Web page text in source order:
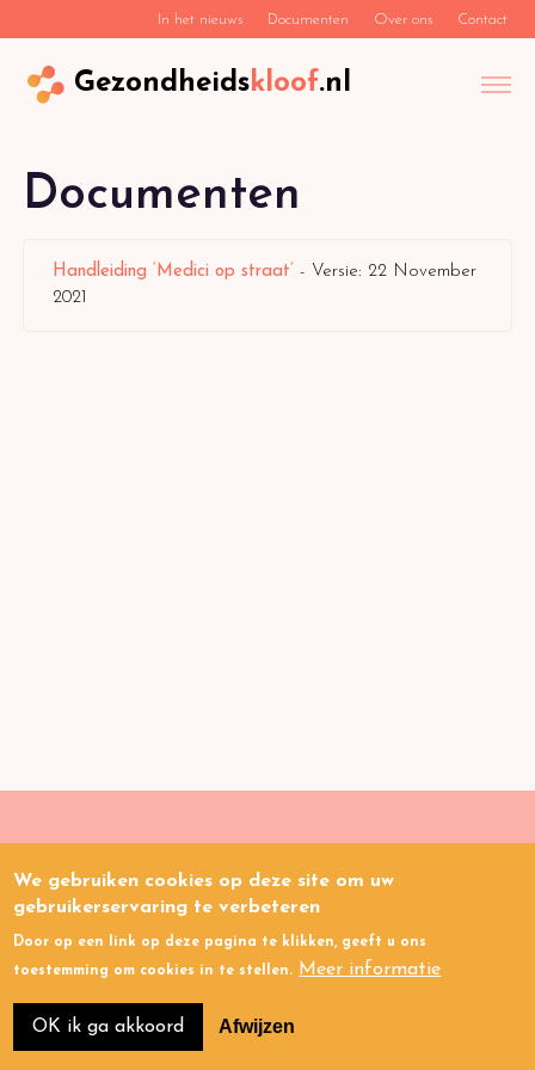
In het nieuws Documenten Over ons Contact
Gezondheidskloof.nl
Documenten
Handleiding ‘Medici op straat’ - Versie: 22 November
2021
Gezondheidskloof.nl
Links Privacy
We gebruiken cookies op deze site om uw
gebruikerservaring te verbeteren
Door op een link op deze pagina te klikken, geeft u ons
toestemming om cookies in te stellen.
Meer informatie
OK ik ga akkoord Afwijzen